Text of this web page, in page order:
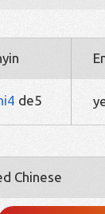
de5
Chinese